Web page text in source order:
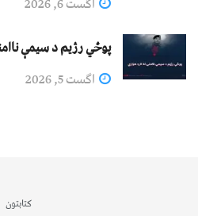
پوځي رژیم د سیمې
اگست 5, 2026
کتابتون